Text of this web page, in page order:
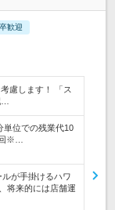
歓迎
慮します！ 「ス
単位での残業代10
※…
が手掛けるハワ
将来的には店舗運